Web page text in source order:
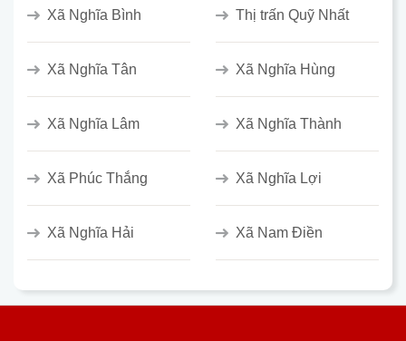
Xã Nghĩa Bình Thị trấn Quỹ Nhất
Xã Nghĩa Tân Xã Nghĩa Hùng
Xã Nghĩa Lâm Xã Nghĩa Thành
Xã Phúc Thắng Xã Nghĩa Lợi
Xã Nghĩa Hải Xã Nam Điền